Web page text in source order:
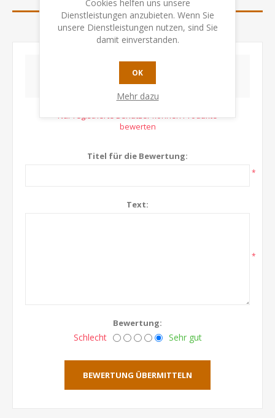
KONTAKTIEREN SIE UNS
SCHREIBEN SIE IHRE EIGENE BEWERTUNG
Nur registrierte Benutzer können Produkte
bewerten
Titel für die Bewertung:
*
Text:
*
Bewertung:
Schlecht Sehr gut
BEWERTUNG ÜBERMITTELN
Cookies helfen uns unsere
Dienstleistungen anzubieten. Wenn Sie
unsere Dienstleistungen nutzen, sind Sie
damit einverstanden.
OK
Mehr dazu